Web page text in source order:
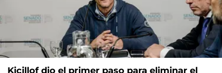
Kicillof dio el primer paso para eliminar el